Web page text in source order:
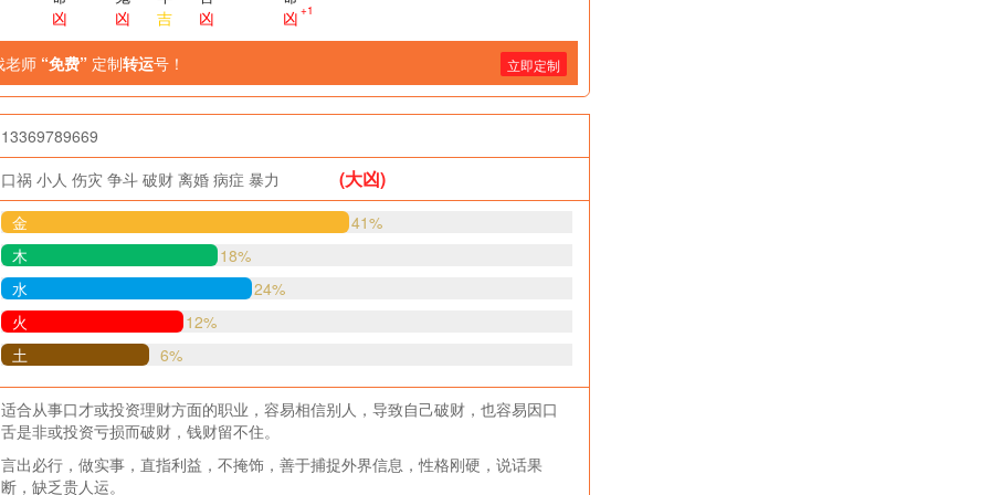
凶
凶
吉
凶
凶 +1
老师 “免费” 定制转运号！ 立即定制
13369789669
口祸 小人 伤灾 争斗 破财 离婚 病症 暴力 (大凶)
金
41%
木
18%
水
24%
火
12%
土
6%
适合从事口才或投资理财方面的职业，容易相信别人，导致自己破财，也容易因口
舌是非或投资亏损而破财，钱财留不住。
言出必行，做实事，直指利益，不掩饰，善于捕捉外界信息，性格刚硬，说话果
断，缺乏贵人运。